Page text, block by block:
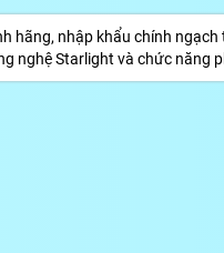
hãng, nhập khẩu chính
nghệ Starlight và chức năng